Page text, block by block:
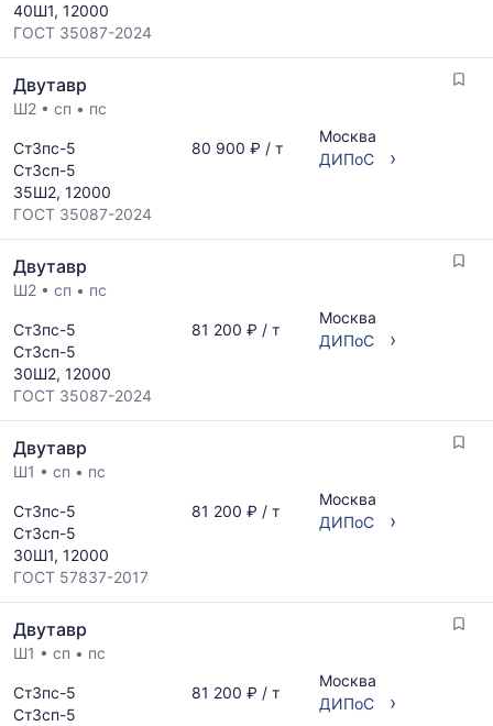
40Ш1, 12000
ГОСТ 35087-2024
Двутавр
Ш2 • сп • пс
Ст3пс-5
Ст3сп-5
35Ш2, 12000
ГОСТ 35087-2024
80 900 ₽ / т
Москва
ДИПоС
›
Двутавр
Ш2 • сп • пс
Ст3пс-5
Ст3сп-5
30Ш2, 12000
ГОСТ 35087-2024
81 200 ₽ / т
Москва
ДИПоС
›
Двутавр
Ш1 • сп • пс
Ст3пс-5
Ст3сп-5
30Ш1, 12000
ГОСТ 57837-2017
81 200 ₽ / т
Москва
ДИПоС
›
Двутавр
Ш1 • сп • пс
Ст3пс-5
Ст3сп-5
81 200 ₽ / т
Москва
ДИПоС
›